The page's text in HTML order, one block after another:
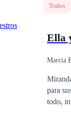
Todos
Ella
Marcia
para
todo,